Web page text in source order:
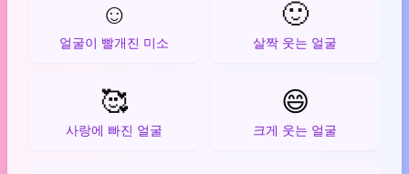
☺️
얼굴이 빨개진 미소
🙂
살짝 웃는 얼굴
🥰
사랑에 빠진 얼굴
😄
크게 웃는 얼굴